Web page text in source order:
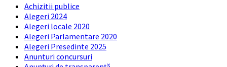
Achizitii publice
Alegeri 2024
Alegeri locale 2020
Alegeri Parlamentare 2020
Alegeri Presedinte 2025
Anunturi concursuri